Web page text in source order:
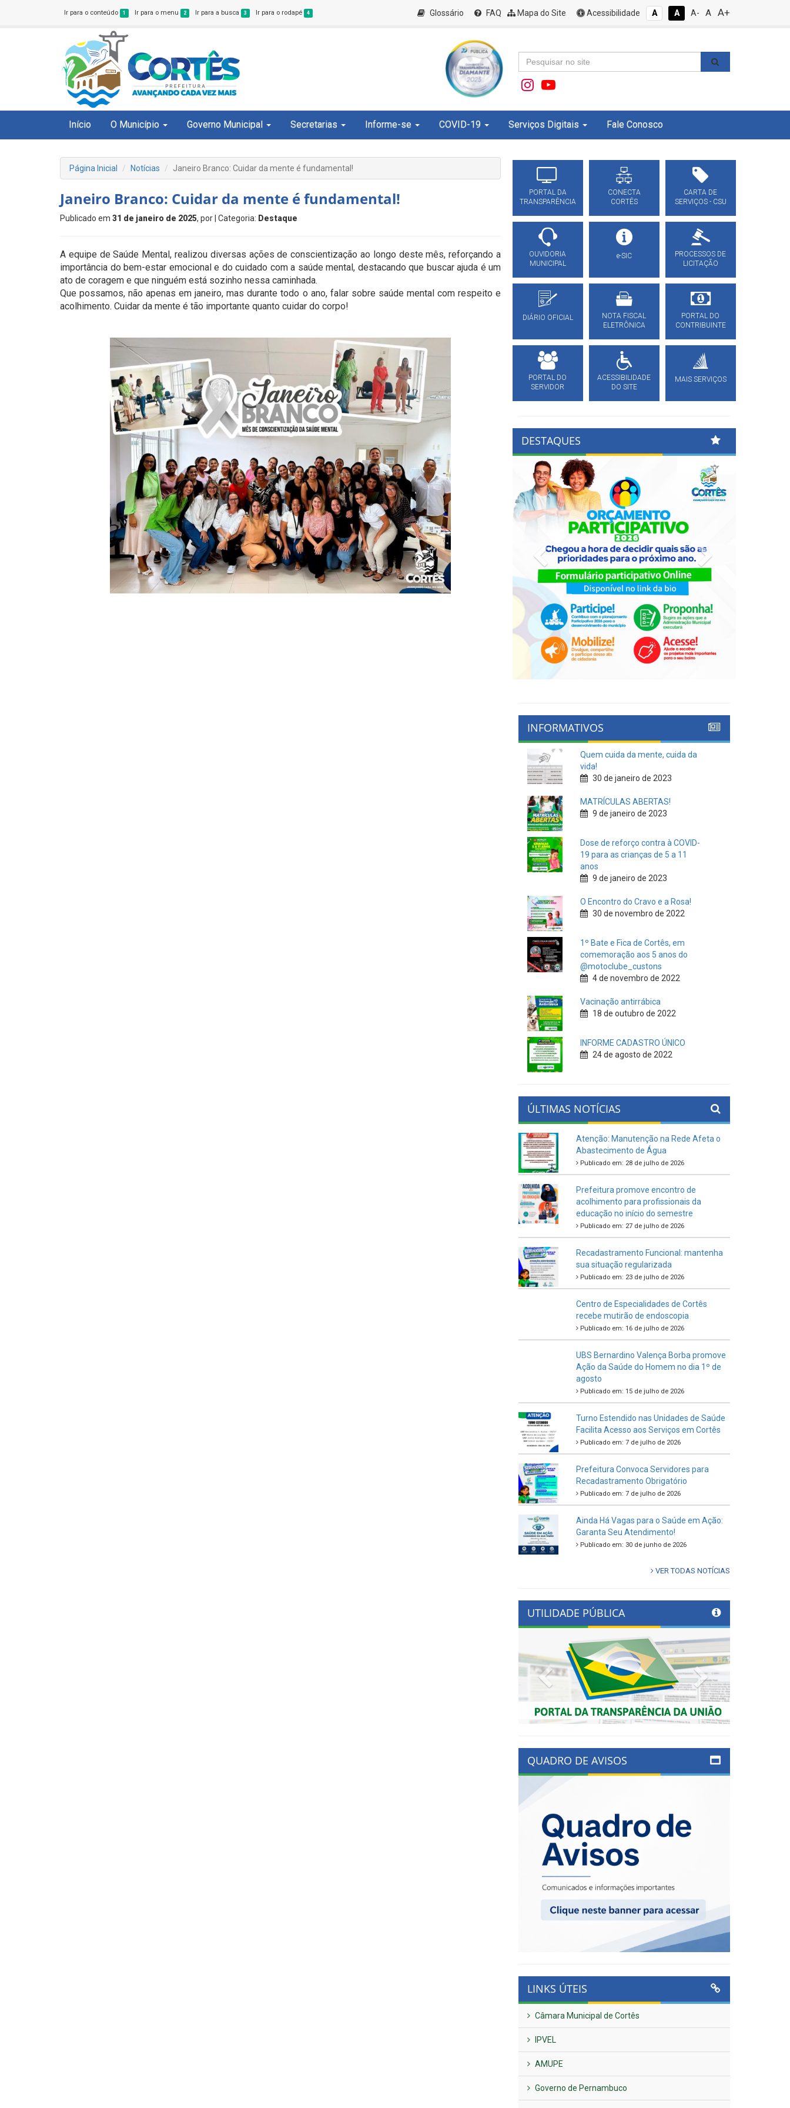
Ir para o conteúdo 1 Ir para o menu 2 Ir para a busca 3 Ir para o rodapé 4 Glossário FAQ Mapa do Site Acessibilidade A A A- A A+
Início O Município Governo Municipal Secretarias Informe-se COVID-19 Serviços Digitais Fale Conosco
Página Inicial Notícias Janeiro Branco: Cuidar da mente é fundamental!
Janeiro Branco: Cuidar da mente é fundamental!
Publicado em 31 de janeiro de 2025, por | Categoria: Destaque
A equipe de Saúde Mental, realizou diversas ações de conscientização ao longo deste mês, reforçando a
importância do bem-estar emocional e do cuidado com a saúde mental, destacando que buscar ajuda é um
ato de coragem e que ninguém está sozinho nessa caminhada.
Que possamos, não apenas em janeiro, mas durante todo o ano, falar sobre saúde mental com respeito e
acolhimento. Cuidar da mente é tão importante quanto cuidar do corpo!
PORTAL DA
TRANSPARÊNCIA
CONECTA
CORTÊS
CARTA DE
SERVIÇOS - CSU
OUVIDORIA
MUNICIPAL
e-SIC
PROCESSOS DE
LICITAÇÃO
DIÁRIO OFICIAL
NOTA FISCAL
ELETRÔNICA
PORTAL DO
CONTRIBUINTE
PORTAL DO
SERVIDOR
ACESSIBILIDADE
DO SITE
MAIS SERVIÇOS
DESTAQUES
Previous
INFORMATIVOS
Quem cuida da mente, cuida da
vida!
30 de janeiro de 2023
MATRÍCULAS ABERTAS!
9 de janeiro de 2023
Dose de reforço contra à COVID-
19 para as crianças de 5 a 11
anos
9 de janeiro de 2023
O Encontro do Cravo e a Rosa!
30 de novembro de 2022
1º Bate e Fica de Cortês, em
comemoração aos 5 anos do
@motoclube_custons
4 de novembro de 2022
Vacinação antirrábica
18 de outubro de 2022
INFORME CADASTRO ÚNICO
24 de agosto de 2022
ÚLTIMAS NOTÍCIAS
Atenção: Manutenção na Rede Afeta o
Abastecimento de Água
Publicado em: 28 de julho de 2026
Prefeitura promove encontro de
acolhimento para profissionais da
educação no início do semestre
Publicado em: 27 de julho de 2026
Recadastramento Funcional: mantenha
sua situação regularizada
Publicado em: 23 de julho de 2026
Centro de Especialidades de Cortês
recebe mutirão de endoscopia
Publicado em: 16 de julho de 2026
UBS Bernardino Valença Borba promove
Ação da Saúde do Homem no dia 1º de
agosto
Publicado em: 15 de julho de 2026
Turno Estendido nas Unidades de Saúde
Facilita Acesso aos Serviços em Cortês
Publicado em: 7 de julho de 2026
Prefeitura Convoca Servidores para
Recadastramento Obrigatório
Publicado em: 7 de julho de 2026
Ainda Há Vagas para o Saúde em Ação:
Garanta Seu Atendimento!
Publicado em: 30 de junho de 2026
VER TODAS NOTÍCIAS
UTILIDADE PÚBLICA
Previous Next
QUADRO DE AVISOS
LINKS ÚTEIS
Câmara Municipal de Cortês
IPVEL
AMUPE
Governo de Pernambuco